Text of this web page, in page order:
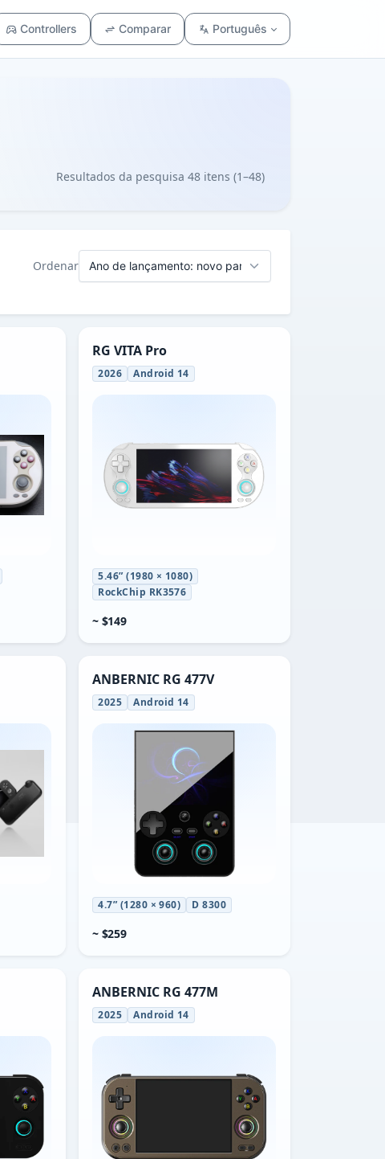
Controllers Comparar Português
Resultados da pesquisa 48 itens (1–48)
Ordenar
RG VITA Pro
2026 Android 14
5.46” (1980 × 1080)
RockChip RK3576
~ $149
ANBERNIC RG 477V
2025 Android 14
4.7” (1280 × 960) D 8300
~ $259
ANBERNIC RG 477M
2025 Android 14